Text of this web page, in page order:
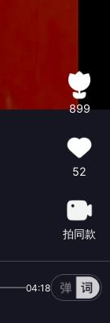
899
52
拍同款
04:18